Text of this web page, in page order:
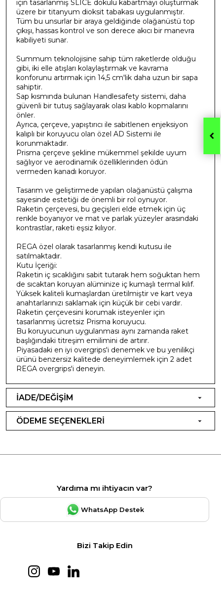
için tasarlanmış SLICE dokulu kabartmayı oluşturmak
üzere bir titanyum dioksit tabakası uygulanmıştır.
Tüm bu unsurlar bir araya geldiğinde olağanüstü top
çıkışı, hassas kontrol ve son derece akıcı bir manevra
kabiliyeti sunar.
Summum teknolojisine sahip tüm raketlerde olduğu
gibi, iki elle atışları kolaylaştırmak ve kavrama
konforunu artırmak için 14,5 cm'lik daha uzun bir sapa
sahiptir.
Sap kısmında bulunan Handlesafety sistemi, daha
güvenli bir tutuş sağlayarak olası kablo kopmalarını
önler.
Ayrıca, çerçeve, yapıştırıcı ile sabitlenen enjeksiyon
kalıplı bir koruyucu olan özel AD Sistemi ile
korunmaktadır.
Prisma çerçeve şekline mükemmel şekilde uyum
sağlıyor ve aerodinamik özelliklerinden ödün
vermeden kanadı koruyor.
Tasarım ve geliştirmede yapılan olağanüstü çalışma
sayesinde estetiği de önemli bir rol oynuyor.
Raketin çerçevesi, bu geçişleri elde etmek için üç
renkle boyanıyor ve mat ve parlak yüzeyler arasındaki
kontrastlar, raketi eşsiz kılıyor.
REGA özel olarak tasarlanmış kendi kutusu ile
satılmaktadır.
Kutu İçeriği:
Raketin iç sıcaklığını sabit tutarak hem soğuktan hem
de sıcaktan koruyan alüminize iç kumaşlı termal kılıf.
Yüksek kaliteli kumaşlardan üretilmiştir ve kart veya
anahtarlarınızı saklamak için küçük bir cebi vardır.
Raketin çerçevesini korumak isteyenler için
tasarlanmış ücretsiz Prisma koruyucu.
Bu koruyucunun uygulanması aynı zamanda raket
başlığındaki titreşim emilimini de artırır.
Piyasadaki en iyi overgrips'i denemek ve bu yenilikçi
ürünü benzersiz kalitede deneyimlemek için 2 adet
REGA overgrips'i deneyin.
İADE/DEĞİŞİM
ÖDEME SEÇENEKLERİ
Yardıma mı ihtiyacın var?
WhatsApp Destek
Bizi Takip Edin